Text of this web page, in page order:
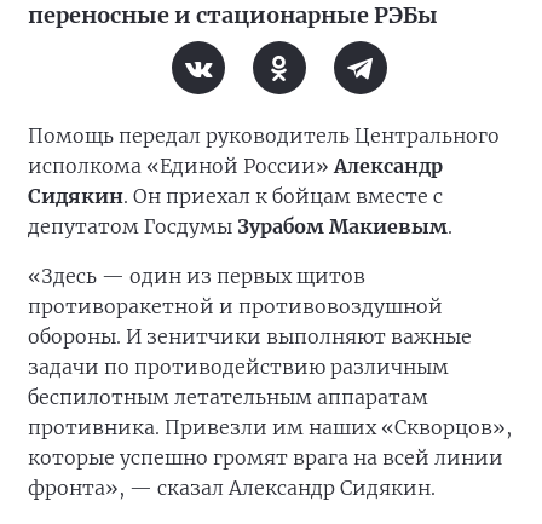
переносные и стационарные РЭБы
Помощь передал руководитель Центрального
исполкома «Единой России»Александр
Сидякин. Он приехал к бойцам вместе с
депутатом Госдумы Зурабом Макиевым.
«Здесь — один из первых щитов
противоракетной и противовоздушной
обороны. И зенитчики выполняют важные
задачи по противодействию различным
беспилотным летательным аппаратам
противника. Привезли им наших «Скворцов»,
которые успешно громят врага на всей линии
фронта», — сказал Александр Сидякин.